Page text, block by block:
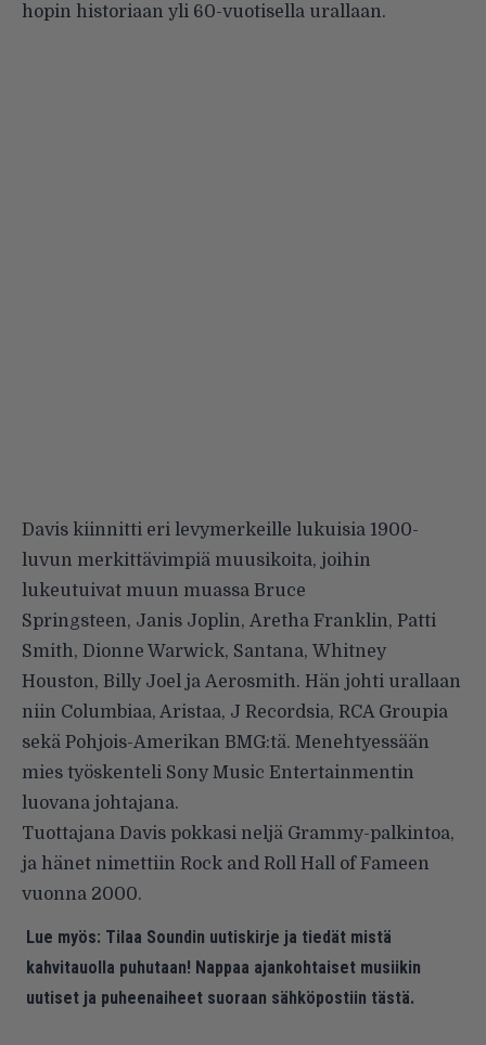
hopin historiaan yli 60-vuotisella urallaan.
Davis kiinnitti eri levymerkeille lukuisia 1900-
luvun merkittävimpiä muusikoita, joihin
lukeutuivat muun muassa Bruce
Springsteen, Janis Joplin, Aretha Franklin, Patti
Smith, Dionne Warwick, Santana, Whitney
Houston, Billy Joel ja Aerosmith. Hän johti urallaan
niin Columbiaa, Aristaa, J Recordsia, RCA Groupia
sekä Pohjois-Amerikan BMG:tä. Menehtyessään
mies työskenteli Sony Music Entertainmentin
luovana johtajana.
Tuottajana Davis pokkasi neljä Grammy-palkintoa,
ja hänet nimettiin Rock and Roll Hall of Fameen
vuonna 2000.
Lue myös: Tilaa Soundin uutiskirje ja tiedät mistä
kahvitauolla puhutaan! Nappaa ajankohtaiset musiikin
uutiset ja puheenaiheet suoraan sähköpostiin tästä.